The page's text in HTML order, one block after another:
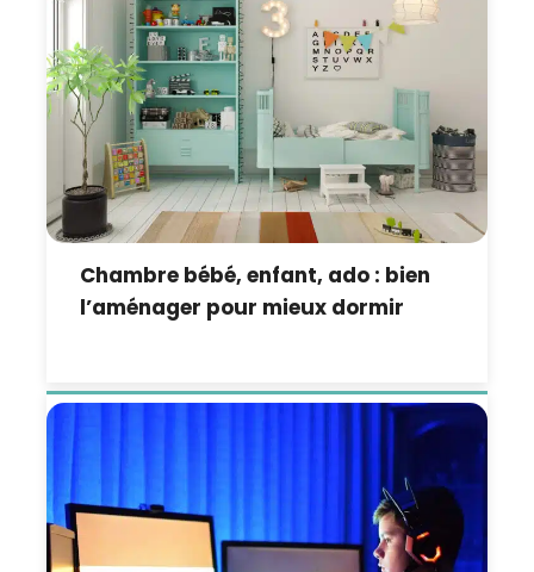
Chambre bébé, enfant, ado : bien
l’aménager pour mieux dormir